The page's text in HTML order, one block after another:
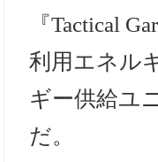
『Tactical
利用エネル
ギー供給ユ
だ。